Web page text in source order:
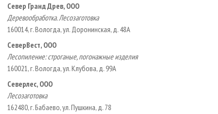
Север Гранд Древ, ООО
Деревообработка. Лесозаготовка
160014, г. Вологда, ул. Доронинская, д. 48А
СеверВест, ООО
Лесопиление: строганые, погонажные изделия
160021, г. Вологда, ул. Клубова, д. 99А
Северлес, ООО
Лесозаготовка
162480, г. Бабаево, ул. Пушкина, д. 78